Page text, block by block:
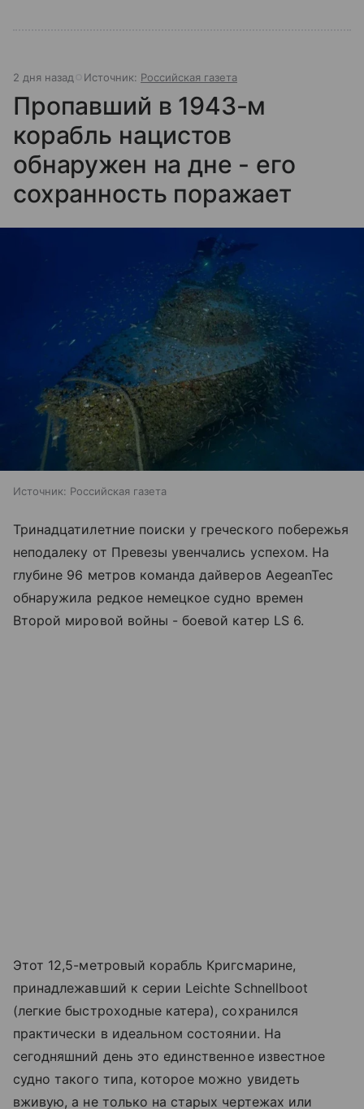
2 дня назад Источник: Российская газета
Пропавший в 1943-м
корабль нацистов
обнаружен на дне - его
сохранность поражает
Источник: Российская газета
Тринадцатилетние поиски у греческого побережья
неподалеку от Превезы увенчались успехом. На
глубине 96 метров команда дайверов AegeanTec
обнаружила редкое немецкое судно времен
Второй мировой войны - боевой катер LS 6.
Этот 12,5-метровый корабль Кригсмарине,
принадлежавший к серии Leichte Schnellboot
(легкие быстроходные катера), сохранился
практически в идеальном состоянии. На
сегодняшний день это единственное известное
судно такого типа, которое можно увидеть
вживую, а не только на старых чертежах или